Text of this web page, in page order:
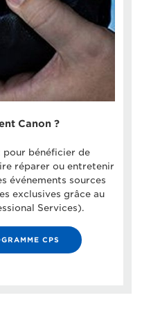
Canon ?
bénéficier de
réparer ou entretenir
événements sources
exclusives grâce au
Services).
CPS